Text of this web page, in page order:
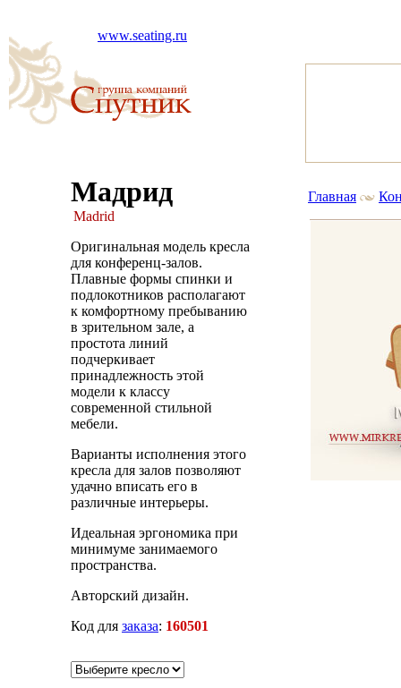
www.seating.ru
Мадрид
Madrid
Оригинальная модель кресла
для конференц-залов.
Плавные формы спинки и
подлокотников располагают
к комфортному пребыванию
в зрительном зале, а
простота линий
подчеркивает
принадлежность этой
модели к классу
современной стильной
мебели.
Варианты исполнения этого
кресла для залов позволяют
удачно вписать его в
различные интерьеры.
Идеальная эргономика при
минимуме занимаемого
пространства.
Авторский дизайн.
Код для заказа: 160501
Главная